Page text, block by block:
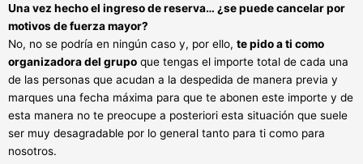
Una vez hecho el ingreso de reserva… ¿se puede cancelar por
motivos de fuerza mayor?
No, no se podría en ningún caso y, por ello, te pido a ti como
organizadora del grupo que tengas el importe total de cada una
de las personas que acudan a la despedida de manera previa y
marques una fecha máxima para que te abonen este importe y de
esta manera no te preocupe a posteriori esta situación que suele
ser muy desagradable por lo general tanto para ti como para
nosotros.